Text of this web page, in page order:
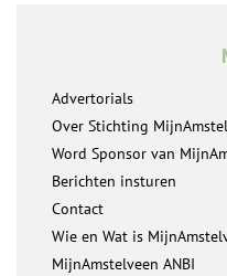
Advertorials
Over Stichting
Word Sponsor van
Berichten insturen
Contact
Wie en Wat is
MijnAmstelveen ANBI